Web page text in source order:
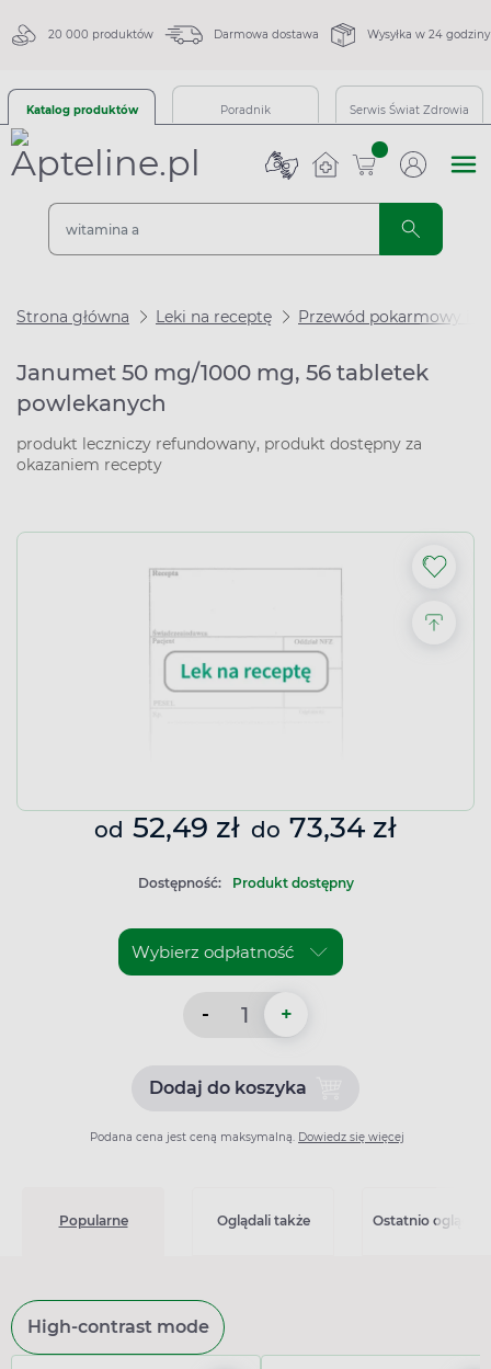
20 000 produktów Darmowa dostawa Wysyłka w 24 godziny
Katalog produktów Poradnik Serwis Świat Zdrowia
sztuk
Strona główna Leki na receptę Przewód pokarmowy i
Janumet 50 mg/1000 mg, 56 tabletek
powlekanych
produkt leczniczy refundowany, produkt dostępny za
okazaniem recepty
od 52,49 zł do 73,34 zł
Dostępność: Produkt dostępny
- +
Dodaj do koszykaDodaj do koszyka
Podana cena jest ceną maksymalną. Dowiedz się więcej
Popularne Oglądali także Ostatnio
High-contrast mode